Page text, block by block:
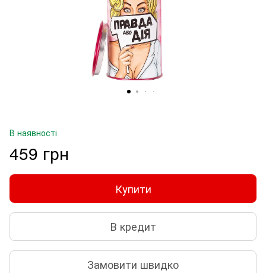
В наявності
459 грн
Купити
В кредит
Замовити швидко